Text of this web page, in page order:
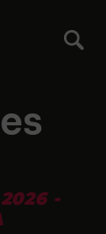
-